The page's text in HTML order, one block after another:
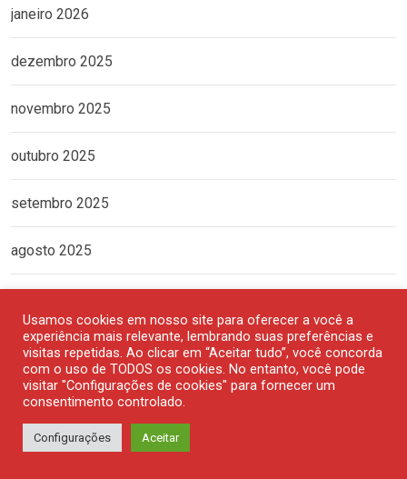
janeiro 2026
dezembro 2025
novembro 2025
outubro 2025
setembro 2025
agosto 2025
junho 2025
maio 2025
abril 2025
Usamos cookies em nosso site para oferecer a você a
experiência mais relevante, lembrando suas preferências e
visitas repetidas. Ao clicar em “Aceitar tudo”, você concorda
com o uso de TODOS os cookies. No entanto, você pode
visitar "Configurações de cookies" para fornecer um
consentimento controlado.
Configurações Aceitar